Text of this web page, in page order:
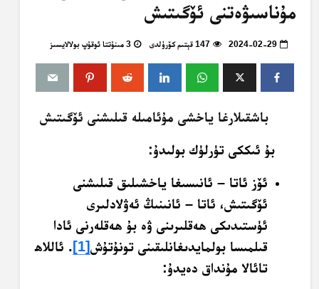
مۇناسىۋەتنى ئۆگىتىش
2024-02-29 147 قېتىم كۆرۈلدى 3 مىنۇتتا ئوقۇپ بولالايسىز
باشقىلارغا ياخشى مۇئامىلە قىلىشنى ئۆگىتىش
بۇ ئىككى تۈرلۈك بولىدۇ:
ئۆز ئاتا – ئانىسىغا ياخشىلىق قىلىشنى
ئۆگىتىش، ئاتا – ئانىنىڭ ئەۋلادلىرى
ئۈستىدىكى ھەقلىرىنى ۋە بۇ ھەقلەرنى ئادا
قىلمىسا بولمايدىغانلىقىنى تونۇتۇش[1]
. ئاللاھ
تائالا مۇنداق دەيدۇ: